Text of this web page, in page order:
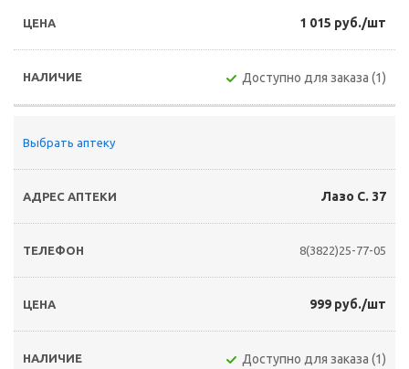
1 015 руб./шт
Доступно для заказа (1)
Выбрать аптеку
Лазо С. 37
8(3822)25-77-05
999 руб./шт
Доступно для заказа (1)